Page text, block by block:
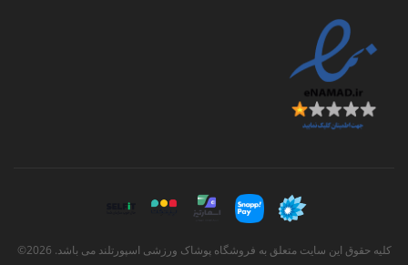
کلیه حقوق این سایت متعلق به فروشگاه پوشاک ورزشی اسپورتلند می باشد. 2026©